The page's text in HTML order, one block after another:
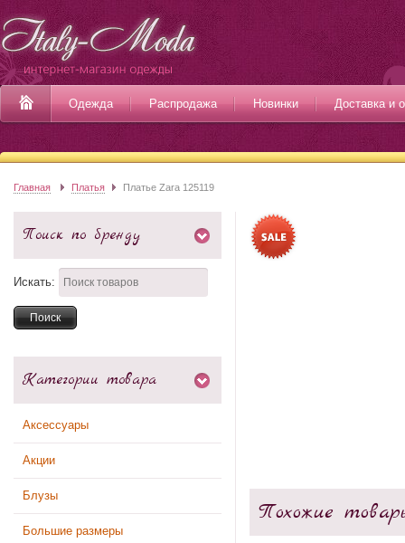
Одежда Распродажа Новинки Доставка и
Главная Платья Платье Zara 125119
Поиск по бренду
Искать:
Категории товара
Аксессуары
Акции
Блузы
Большие размеры
Похожие